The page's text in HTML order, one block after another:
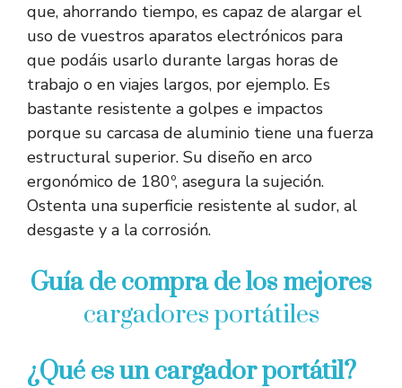
que, ahorrando tiempo, es capaz de alargar el
uso de vuestros aparatos electrónicos para
que podáis usarlo durante largas horas de
trabajo o en viajes largos, por ejemplo. Es
bastante resistente a golpes e impactos
porque su carcasa de aluminio tiene una fuerza
estructural superior. Su diseño en arco
ergonómico de 180º, asegura la sujeción.
Ostenta una superficie resistente al sudor, al
desgaste y a la corrosión.
Guía de compra de los mejores
cargadores portátiles
¿Qué es un cargador portátil?